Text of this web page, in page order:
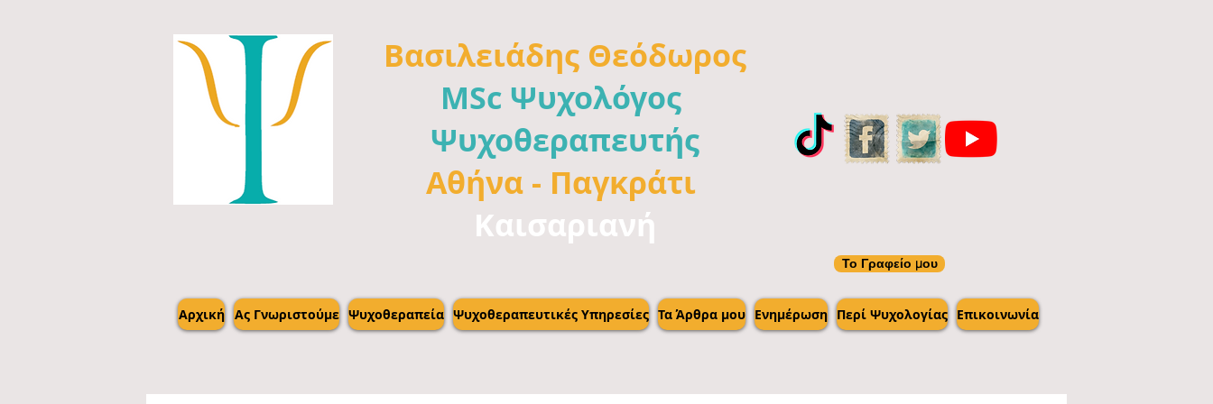
Βασιλειάδης Θεόδωρος
MSc Ψυχολόγος
Ψυχοθεραπευτής
Αθήνα - Παγκράτι
Καισαριανή
Το Γραφείο μου
Αρχική Ας Γνωριστούμε Ψυχοθεραπεία Ψυχοθεραπευτικές Υπηρεσίες Τα Άρθρα μου Ενημέρωση Περί Ψυχολογίας Επικοινωνία